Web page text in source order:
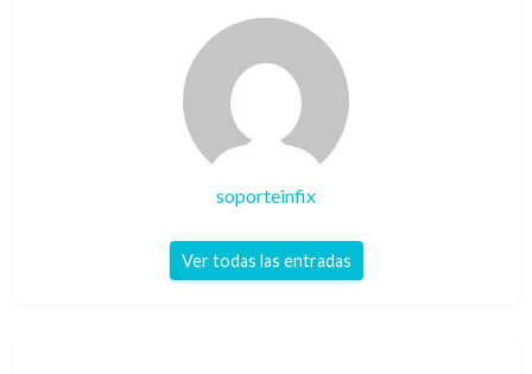
soporteinfix
Ver todas las entradas